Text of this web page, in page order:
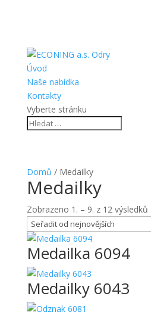
Úvod
Naše nabídka
Kontakty
Vyberte stránku
Domů / Medailky
Medailky
Zobrazeno 1. – 9. z 12 výsledků
Medailka 6094
Medailky 6043